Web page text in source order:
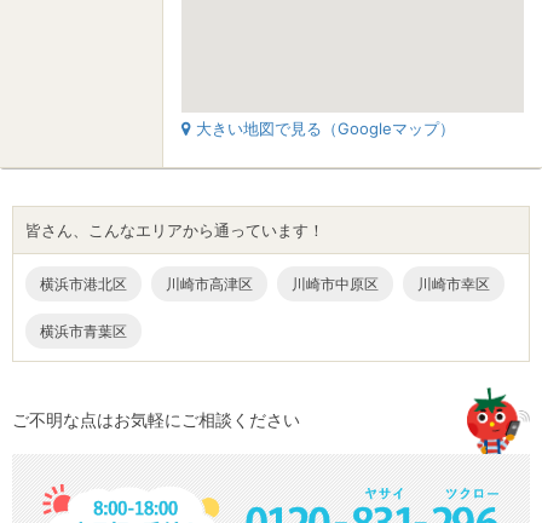
大きい地図で見る（Googleマップ）
皆さん、こんなエリアから通っています！
横浜市港北区 川崎市高津区 川崎市中原区 川崎市幸区
横浜市青葉区
ご不明な点はお気軽にご相談ください